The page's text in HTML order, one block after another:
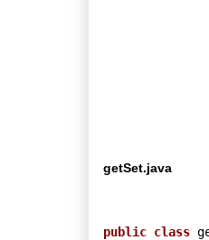
getSet.java
public class